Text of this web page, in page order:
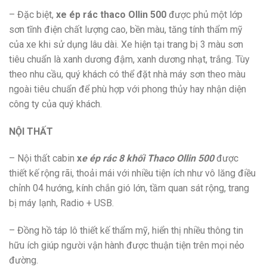
– Đặc biệt, xe ép rác thaco Ollin 500 được phủ một lớp
sơn tĩnh điện chất lượng cao, bền màu, tăng tính thẩm mỹ
của xe khi sử dụng lâu dài. Xe hiện tại trang bị 3 màu sơn
tiêu chuẩn là xanh dương đậm, xanh dương nhạt, trắng. Tùy
theo nhu cầu, quý khách có thể đặt nhà máy sơn theo màu
ngoài tiêu chuẩn để phù hợp với phong thủy hay nhận diện
công ty của quý khách.
NỘI THẤT
– Nội thất cabin xe ép rác 8 khối Thaco Ollin 500được
thiết kế rộng rãi, thoải mái với nhiều tiện ích như vô lăng điều
chỉnh 04 hướng, kính chắn gió lớn, tầm quan sát rộng, trang
bị máy lạnh, Radio + USB.
– Đồng hồ táp lô thiết kế thẩm mỹ, hiển thị nhiều thông tin
hữu ích giúp người vận hành được thuận tiện trên mọi nẻo
đường.